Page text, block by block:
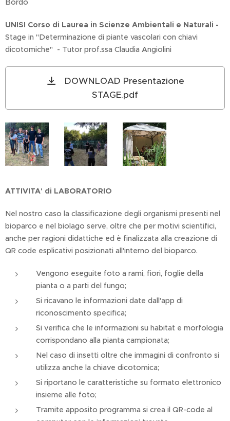
Bordo
UNISI Corso di Laurea in Scienze Ambientali e Naturali -
Stage in "Determinazione di piante vascolari con chiavi
dicotomiche" - Tutor prof.ssa Claudia Angiolini
DOWNLOAD Presentazione
STAGE.pdf
ATTIVITA' di LABORATORIO
Nel nostro caso la classificazione degli organismi presenti nel
bioparco e nel biolago serve, oltre che per motivi scientifici,
anche per ragioni didattiche ed è finalizzata alla creazione di
QR code esplicativi posizionati all'interno del bioparco.
Vengono eseguite foto a rami, fiori, foglie della
pianta o a parti del fungo;
Si ricavano le informazioni date dall'app di
riconoscimento specifica;
Si verifica che le informazioni su habitat e morfologia
corrispondano alla pianta campionata;
Nel caso di insetti oltre che immagini di confronto si
utilizza anche la chiave dicotomica;
Si riportano le caratteristiche su formato elettronico
insieme alle foto;
Tramite apposito programma si crea il QR-code al